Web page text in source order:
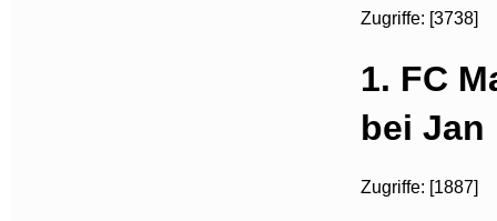
Zugriffe: [3738]
1. FC
bei Jan
Zugriffe: [1887]